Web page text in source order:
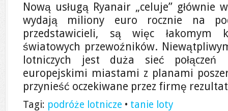
Nową usługą Ryanair „celuje”
wydają miliony euro rocznie na
przedstawicieli, są więc łakomym
światowych przewoźników.
lotniczych jest duża sieć połączeń
europejskimi miastami z planami
przynieść oczekiwane przez firmę
Tagi: podróże lotnicze • tanie loty